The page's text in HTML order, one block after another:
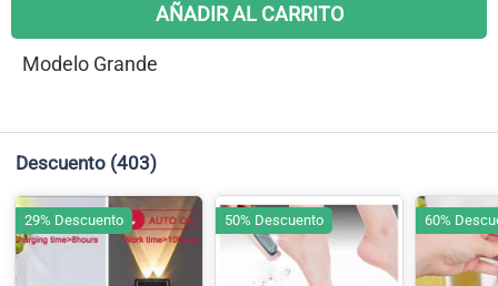
AÑADIR AL CARRITO
Modelo Grande
Descuento (403)
29% Descuento 50% Descuento 60%